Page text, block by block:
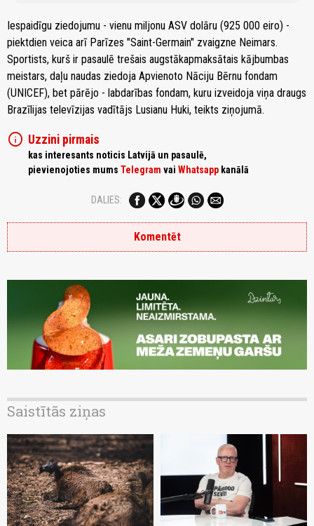
Iespaidīgu ziedojumu - vienu miljonu ASV dolāru (925 000 eiro) -
piektdien veica arī Parīzes "Saint-Germain" zvaigzne Neimars.
Sportists, kurš ir pasaulē trešais augstākapmaksātais kājbumbas
meistars, daļu naudas ziedoja Apvienoto Nāciju Bērnu fondam
(UNICEF), bet pārējo - labdarības fondam, kuru izveidoja viņa draugs
Brazīlijas televīzijas vadītājs Lusianu Huki, teikts ziņojumā.
info Uzzini pirmais
kas interesants noticis Latvijā un pasaulē,
pievienojoties mums Telegram vai Whatsapp kanālā
DALIES:
Komentēt
Saistītās ziņas